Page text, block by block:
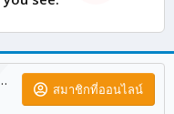
บไซต์ของเรา
สมาชิกที่ออนไลน์